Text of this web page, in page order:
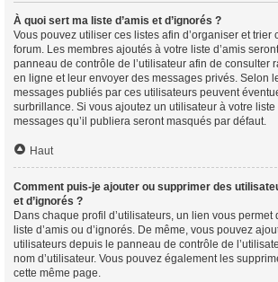
À quoi sert ma liste d’amis et d’ignorés ?
Vous pouvez utiliser ces listes afin d’organiser et trier
forum. Les membres ajoutés à votre liste d’amis
panneau de contrôle de l’utilisateur afin de consulter
en ligne et leur envoyer des messages privés. Selon
messages publiés par ces utilisateurs peuvent
surbrillance. Si vous ajoutez un utilisateur à votre liste
messages qu’il publiera seront masqués par défaut.
Haut
Comment puis-je ajouter ou supprimer des
et d’ignorés ?
Dans chaque profil d’utilisateurs, un lien vous permet
liste d’amis ou d’ignorés. De même, vous pouvez
utilisateurs depuis le panneau de contrôle de
nom d’utilisateur. Vous pouvez également les
cette même page.